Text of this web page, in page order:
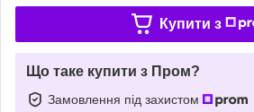
Купити з
Що таке купити з Пром?
Замовлення під захистом